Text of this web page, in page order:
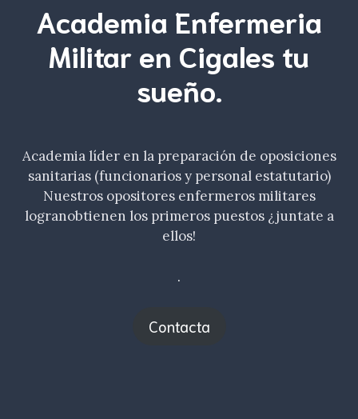
Academia Enfermeria
Militar en Cigales tu
sueño.
Academia líder en la preparación de oposiciones
sanitarias (funcionarios y personal estatutario)
Nuestros opositores enfermeros militares
logranobtienen los primeros puestos ¿juntate a
ellos!
.
Contacta